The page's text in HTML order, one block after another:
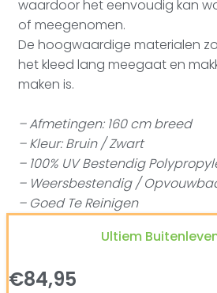
waardoor het eenvoudig kan
of meegenomen.
De hoogwaardige materialen
het kleed lang meegaat en
maken is.
– Afmetingen: 160 cm breed
– Kleur: Bruin / Zwart
– 100% UV Bestendig
– Weersbestendig /
– Goed Te Reinigen
Ultiem
€84,95